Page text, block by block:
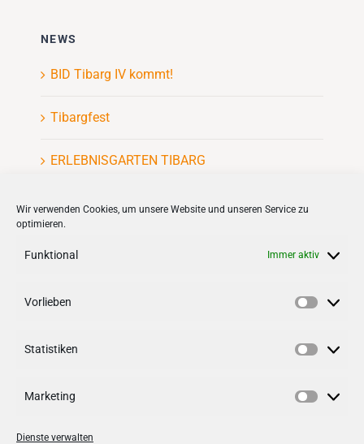
Wir verwenden Cookies, um unsere Website und unseren Service zu
optimieren.
Funktional Immer aktiv
Vorlieben
Statistiken
Marketing
Dienste verwalten
NEWS
BID Tibarg IV kommt!
Tibargfest
ERLEBNISGARTEN TIBARG
Kinderflohmarkt
Follow us on